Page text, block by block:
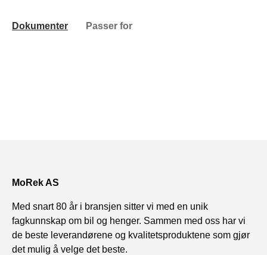
Dokumenter Passer for
MoRek AS
Med snart 80 år i bransjen sitter vi med en unik
fagkunnskap om bil og henger. Sammen med oss har vi
de beste leverandørene og kvalitetsproduktene som gjør
det mulig å velge det beste.